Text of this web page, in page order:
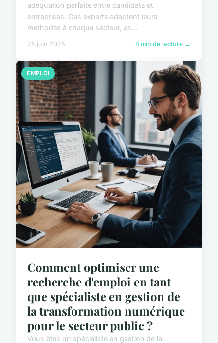
adéquation parfaite entre candidats et
entreprises. Ces experts adaptent leurs
méthodes à chaque secteur, as...
25 juin 2025 4 min de lecture →
EMPLOI
Comment optimiser une
recherche d'emploi en tant
que spécialiste en gestion de
la transformation numérique
pour le secteur public ?
Vous êtes un spécialiste en gestion de la